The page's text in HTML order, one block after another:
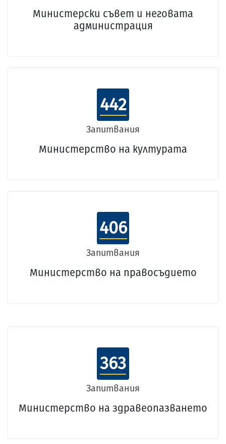
Министерски съвет и неговата
администрация
442
Запитвания
Министерство на културата
406
Запитвания
Министерство на правосъдието
363
Запитвания
Министерство на здравеопазването